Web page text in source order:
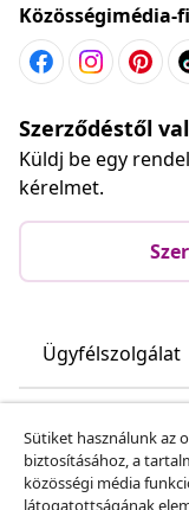
Szerződéstől
Küldj be egy
kérelmet.
Ügyfélszolgálat
vidaXL
Sütiket használunk az
biztosításához, a
közösségi média
látogatottságának